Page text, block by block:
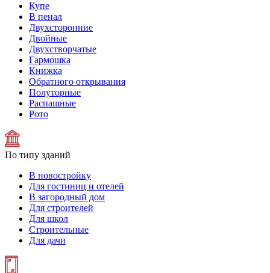
Купе
В пенал
Двухсторонние
Двойные
Двухстворчатые
Гармошка
Книжка
Обратного открывания
Полуторные
Распашные
Рото
По типу зданий
В новостройку
Для гостиниц и отелей
В загородный дом
Для строителей
Для школ
Строительные
Для дачи